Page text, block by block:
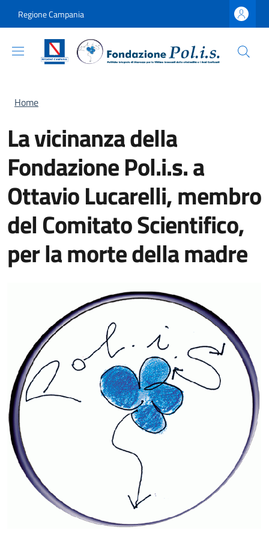
Regione Campania
Briciole di pane
Home
La vicinanza della
Fondazione Pol.i.s. a
Ottavio Lucarelli, membro
del Comitato Scientifico,
per la morte della madre